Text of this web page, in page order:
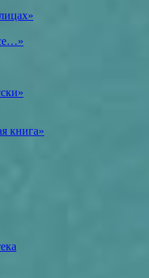
книга»